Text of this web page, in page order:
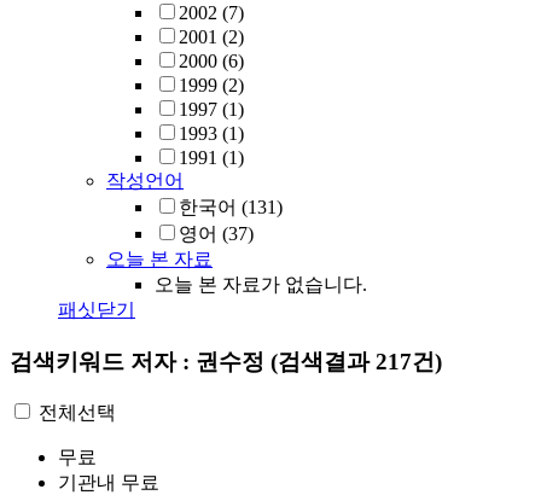
2002 (7)
2001 (2)
2000 (6)
1999 (2)
1997 (1)
1993 (1)
1991 (1)
작성언어
한국어 (131)
영어 (37)
오늘 본 자료
오늘 본 자료가 없습니다.
패싯닫기
검색키워드 저자 : 권수정 (검색결과 217건)
전체선택
무료
기관내 무료